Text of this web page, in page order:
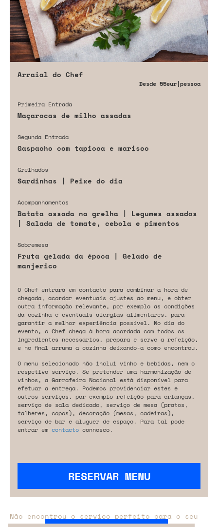
Arraial do Chef
Desde 55eur|pessoa
Primeira Entrada
Maçarocas de milho assadas
Segunda Entrada
Gaspacho com tapioca e marisco
Grelhados
Sardinhas | Peixe do dia
Acompanhamentos
Batata assada na grelha | Legumes assados
| Salada de tomate, cebola e pimentos
Sobremesa
Fruta gelada da época | Gelado de
manjerico
O Chef entrará em contacto para combinar a hora de
chegada, acordar eventuais ajustes ao menu, e obter
outra informação relevante, por exemplo as condições
da cozinha e eventuais alergias alimentares, para
garantir a melhor experiência possível. No dia do
evento, o Chef chega à hora acordada com todos os
ingredientes necessários, prepara e serve a refeição,
e no final arruma a cozinha deixando-a como encontrou.
O menu selecionado não inclui vinho e bebidas, nem o
respetivo serviço. Se pretender uma harmonização de
vinhos, a Garrafeira Nacional está disponível para
efetuar a entrega. Podemos providenciar estes e
outros serviços, por exemplo refeição para crianças,
serviço de sala dedicado, serviço de mesa (pratos,
talheres, copos), decoração (mesas, cadeiras),
serviço de bar e aluguer de espaço. Para tal pode
entrar em contacto connosco.
RESERVAR MENU
Não encontrou o serviço perfeito para o seu